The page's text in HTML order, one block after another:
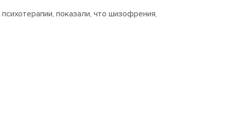
показали, что шизофрения,